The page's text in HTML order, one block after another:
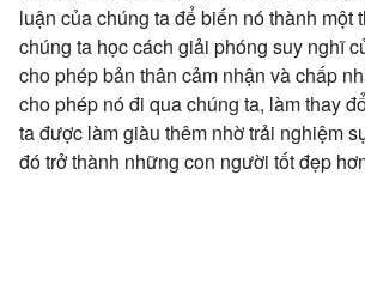
luận của chúng ta để biến nó thành một
chúng ta học cách giải phóng suy nghĩ
cho phép bản thân cảm nhận và chấp
cho phép nó đi qua chúng ta, làm thay
ta được làm giàu thêm nhờ trải nghiệm
đó trở thành những con người tốt đẹp